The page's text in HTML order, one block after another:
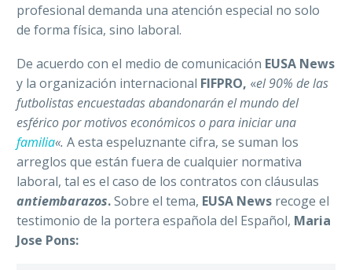
profesional demanda una atención especial no solo
de forma física, sino laboral.
De acuerdo con el medio de comunicación EUSA News
y la organización internacional FIFPRO, «el 90% de las
futbolistas encuestadas abandonarán el mundo del
esférico por motivos económicos o para iniciar una
familia«. A esta espeluznante cifra, se suman los
arreglos que están fuera de cualquier normativa
laboral, tal es el caso de los contratos con cláusulas
antiembarazos.Sobre el tema, EUSA News recoge el
testimonio de la portera española del Español, Maria
Jose Pons: